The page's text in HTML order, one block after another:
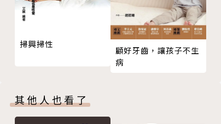
◎中醫藥的科學實證：在合乎現代科學規範的實驗中，
中醫藥的驚人效用逐漸受到學術界的肯定。刊登在國際
頂尖醫學期刊的研究論文，證明了流傳千年的中醫智
慧，不只是經驗而已。
用，功效卓著。這是華人之幸，足以傲視全世界。
中西醫合治克服肝癌復發轉移
第八章 「歡心門診」助成癮者戒治
歪掉的毒品人生被扶正，還長高了
第九章 「淨冠方」集合善念發揮扶正
推向國際，讓更多人體會中藥的美好
第三部 善善相應，餘音繞梁
掃興掃性
顧好牙齒，讓孩子不生
病
其他人也看了